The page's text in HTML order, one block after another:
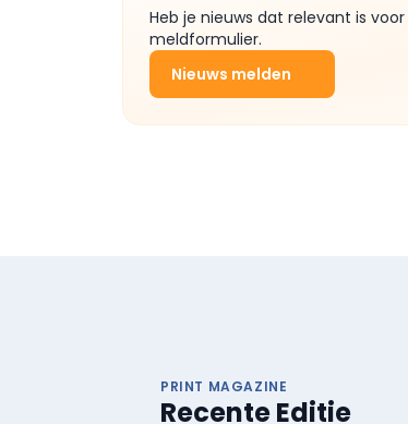
Heb je nieuws dat relevant is
meldformulier.
Nieuws melden
PRINT MAGAZINE
Recente Editie